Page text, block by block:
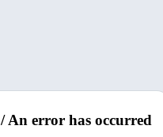
An error has occurred